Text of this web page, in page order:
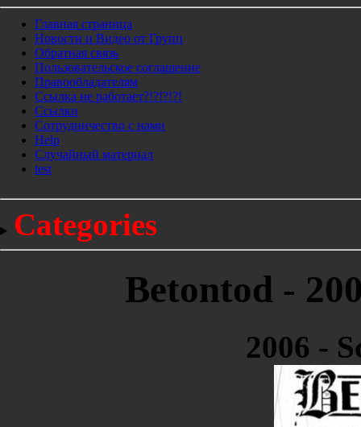
Главная страница
Новости и Видео от Групп
Обратная связь
Пользовательское соглашение
Правообладателям
Ссылка не работает?!?!?!?!
Ссылки
Сотрудничество с нами
Help
Cлучайный материал
test
Categories
Betontod -
2006 -